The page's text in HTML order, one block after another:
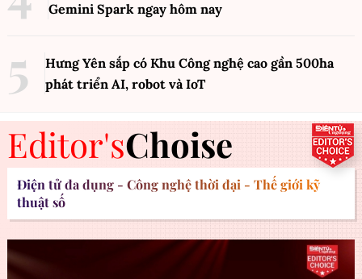
Gemini Spark ngay hôm nay
Hưng Yên sắp có Khu Công nghệ cao gần 500ha
phát triển AI, robot và IoT
Editor'sChoise
Điện tử đa dụng - Công nghệ thời đại - Thế giới kỹ
thuật số